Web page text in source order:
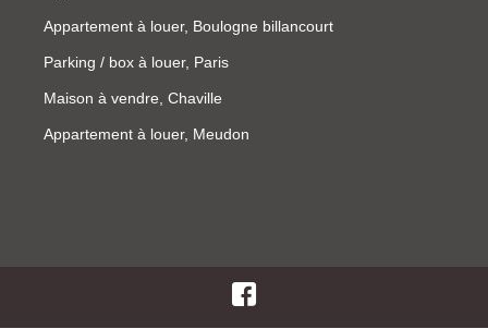
Appartement à louer, Boulogne billancourt
Parking / box à louer, Paris
Maison à vendre, Chaville
Appartement à louer, Meudon